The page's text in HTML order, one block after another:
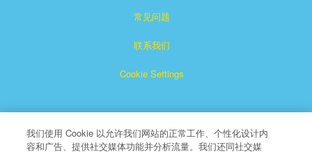
常见问题
联系我们
Cookie Settings
我们使用 Cookie 以允许我们网站的正常工作、个性化设计内
容和广告、提供社交媒体功能并分析流量。我们还同社交媒